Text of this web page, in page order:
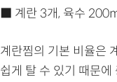
■ 계란 3개, 육수
계란찜의 기본 비율은
쉽게 탈 수 있기 때문